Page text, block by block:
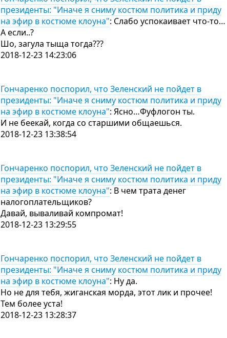
президенты: "Иначе я сниму костюм политика и приду
на эфир в костюме клоуна": Слабо успокаивает что-то…
А если..?
Шо, загула тыща тогда???
2018-12-23 14:23:06
Гончаренко поспорил, что Зеленский не пойдет в
президенты: "Иначе я сниму костюм политика и приду
на эфир в костюме клоуна": Ясно…Фуфлогон ты.
И не беекай, когда со старшими общаешься.
2018-12-23 13:38:54
Гончаренко поспорил, что Зеленский не пойдет в
президенты: "Иначе я сниму костюм политика и приду
на эфир в костюме клоуна": В чем трата денег
налогоплательщиков?
Давай, вываливай компромат!
2018-12-23 13:29:55
Гончаренко поспорил, что Зеленский не пойдет в
президенты: "Иначе я сниму костюм политика и приду
на эфир в костюме клоуна": Ну да.
Но не для тебя, жиганская морда, этот лик и прочее!
Тем более уста!
2018-12-23 13:28:37